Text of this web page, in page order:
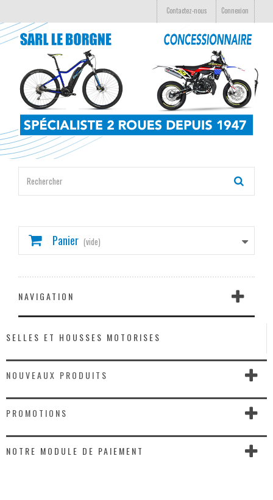
Connexion
Contactez-nous
Panier (vide)
NAVIGATION
SELLES ET HOUSSES MOTORISES
NOUVEAUX PRODUITS
PROMOTIONS
NOTRE MODULE DE PAIEMENT